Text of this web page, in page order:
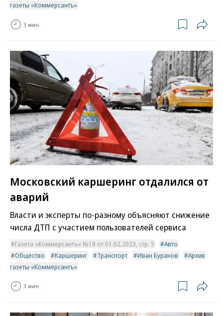
газеты «Коммерсантъ»
3 мин.
Московский каршеринг отдалился от
аварий
Власти и эксперты по-разному объясняют снижение
числа ДТП с участием пользователей сервиса
Газета «Коммерсантъ» №18 от 01.02.2023, стр. 5
Авто
Общество
Каршеринг Транспорт Иван Буранов
Архив
газеты «Коммерсантъ»
3 мин.